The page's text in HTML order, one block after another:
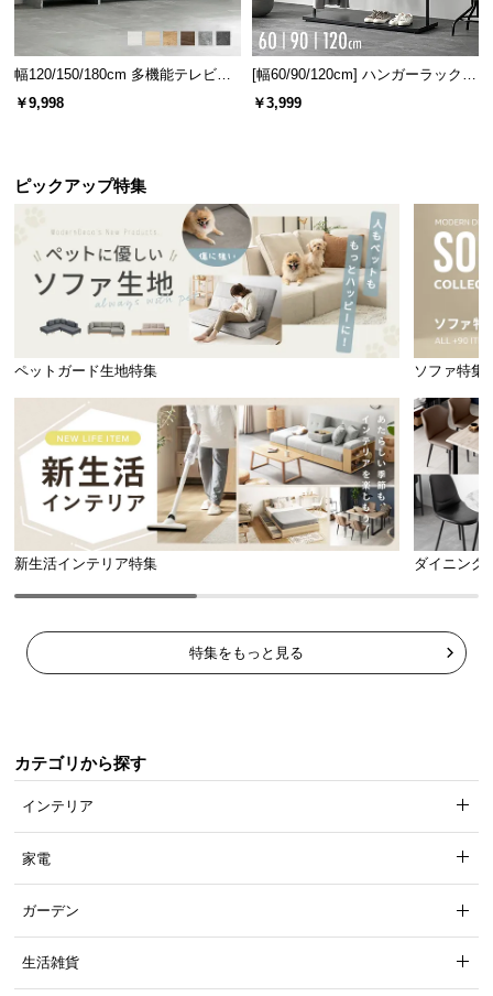
リクライニング 42段階
スピードロック機能搭載
背もたれをフラットに戻す必要がないため、壁際な
どでも最小限のスペースで角度調節ができます。
ラックスシーンを思いのままに過ごせます。
幅120/150/180cm 多機能テレビボ
ード 木目/石目調 オープン収納・
￥9,998
[幅60/90/120cm] ハンガーラック
スチール 4段階高さ調節 サイドフ
￥3,999
ピックアップ特集
ペットガード生地特集 ソファ特集
新生活インテリア特集 ダイニング
特集をもっと見る
カテゴリから探す
インテリア
家電
ガーデン
生活雑貨